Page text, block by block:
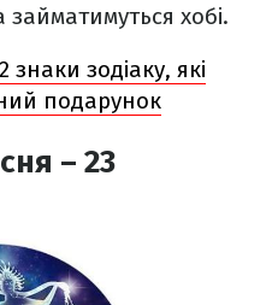
хобі.
знаки зодіаку, які
подарунок
– 23